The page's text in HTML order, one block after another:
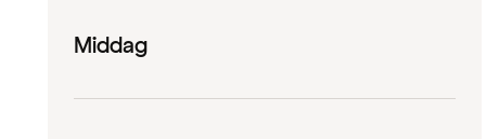
Middag